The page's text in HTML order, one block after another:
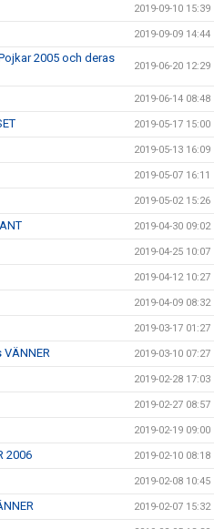
2019-09-10 15:39
2019-09-09 14:44
2005 och deras
2019-06-20 12:29
2019-06-14 08:48
2019-05-17 15:00
2019-05-13 16:09
2019-05-07 16:11
2019-05-02 15:26
2019-04-30 09:02
2019-04-25 10:07
2019-04-12 10:27
2019-04-09 08:32
2019-03-17 01:27
VÄNNER 2019-03-10 07:27
2019-02-28 17:03
2019-02-27 08:57
2019-02-19 09:00
2006 2019-02-10 08:18
2019-02-08 10:45
2019-02-07 15:32